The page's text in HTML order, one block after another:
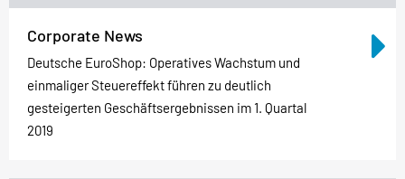
Corporate News
Deutsche EuroShop: Operatives Wachstum und
einmaliger Steuereffekt führen zu deutlich
gesteigerten Geschäftsergebnissen im 1. Quartal
2019